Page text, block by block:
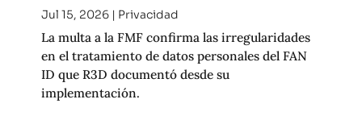
Jul 15, 2026| Privacidad
La multa a la FMF confirma las irregularidades
en el tratamiento de datos personales del FAN
ID que R3D documentó desde su
implementación.